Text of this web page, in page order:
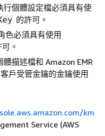
行個體設定檔必須具有使
的許可。
色必須具有使用
。
描述檔和 Amazon EMR
戶受管金鑰的金鑰使用
km
Service (AWS